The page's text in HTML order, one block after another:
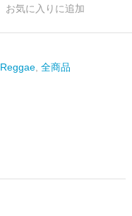
お気に入りに追加
Reggae 全商品